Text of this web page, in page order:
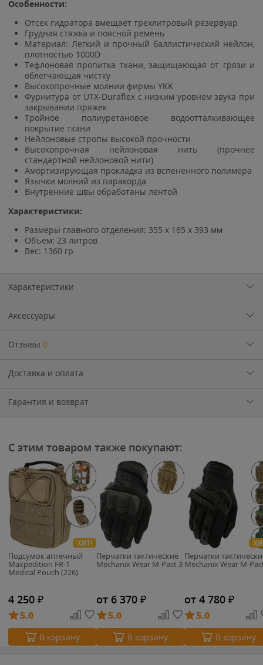
Особенности:
Отсек гидратора вмещает трехлитровый резервуар
Грудная стяжка и поясной ремень
Материал: Легкий и прочный баллистический нейлон,
плотностью 1000D
Тефлоновая пропитка ткани, защищающая от грязи и
облегчающая чистку
Высокопрочные молнии фирмы YKK
Фурнитура от UTX-Duraflex с низким уровнем звука при
закрывании пряжек
Тройное полиуретановое водоотталкивающее
покрытие ткани
Нейлоновые стропы высокой прочности
Высокопрочная нейлоновая нить (прочнее
стандартной нейлоновой нити)
Амортизирующая прокладка из вспененного полимера
Язычки молний из паракорда
Внутренние швы обработаны лентой
Характеристики:
Размеры главного отделения: 355 x 165 x 393 мм
Объем: 23 литров
Вес: 1360 гр
Характеристики
Аксессуары
Отзывы 0
Доставка и оплата
Гарантия и возврат
С этим товаром также покупают:
ХИТ!
Подсумок аптечный
Maxpedition FR-1
Medical Pouch (226)
4 250 ₽
5.0
В корзину
Перчатки тактические
Mechanix Wear M-Pact 3
от 6 370 ₽
5.0
В корзину
Перчатки
Mechanix Wear M-
от 4 780 ₽
5.0
В корзину